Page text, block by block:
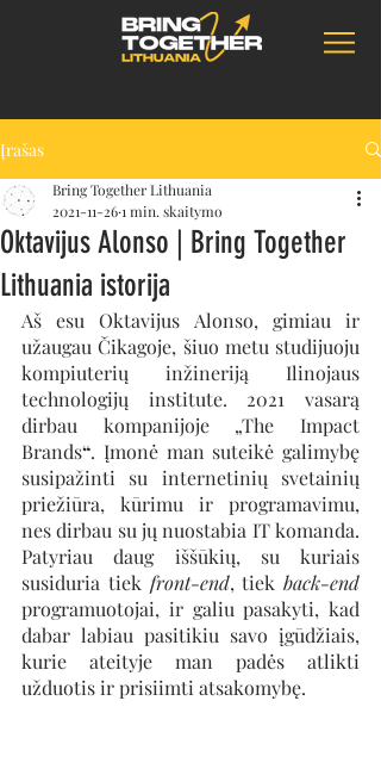
Įrašas
Oktavijus Alonso | Bring Together
Lithuania istorija
Bring Together Lithuania
2021-11-261 min. skaitymo
Aš esu Oktavijus Alonso, gimiau ir
užaugau Čikagoje, šiuo metu studijuoju
kompiuterių inžineriją Ilinojaus
technologijų institute. 2021 vasarą
dirbau kompanijoje „The Impact
Brands“. Įmonė man suteikė galimybę
susipažinti su internetinių svetainių
priežiūra, kūrimu ir programavimu,
nes dirbau su jų nuostabia IT komanda.
Patyriau daug iššūkių, su kuriais
susiduria tiek front-end, tiek back-end
programuotojai, ir galiu pasakyti, kad
dabar labiau pasitikiu savo įgūdžiais,
kurie ateityje man padės atlikti
užduotis ir prisiimti atsakomybę.